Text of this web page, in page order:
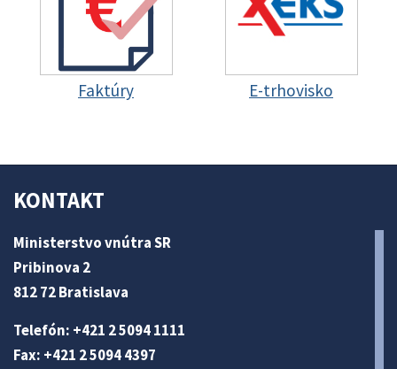
Faktúry E-trhovisko
KONTAKT
Ministerstvo vnútra SR
Pribinova 2
812 72 Bratislava
Telefón: +421 2 5094 1111
Fax: +421 2 5094 4397